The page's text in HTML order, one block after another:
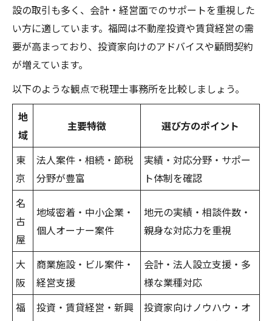
設の取引も多く、会計・経営面でのサポートを重視した
い方に適しています。福岡は不動産投資や賃貸経営の需
要が高まっており、投資家向けのアドバイスや顧問契約
が増えています。
以下のような観点で税理士事務所を比較しましょう。
地
域
主要特徴 選び方のポイント
東
京
法人案件・相続・節税
分野が豊富
実績・対応分野・サポー
ト体制を確認
名
古
屋
地域密着・中小企業・
個人オーナー案件
地元の実績・相談件数・
親身な対応力を重視
大
阪
商業施設・ビル案件・
経営支援
会計・法人設立支援・多
様な業種対応
福
投資・賃貸経営・新興
投資家向けノウハウ・オ